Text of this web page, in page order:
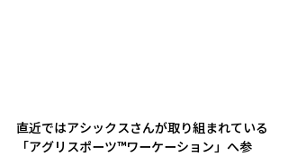
直近ではアシックスさんが取り組まれている
「アグリスポーツ™ワーケーション」へ参